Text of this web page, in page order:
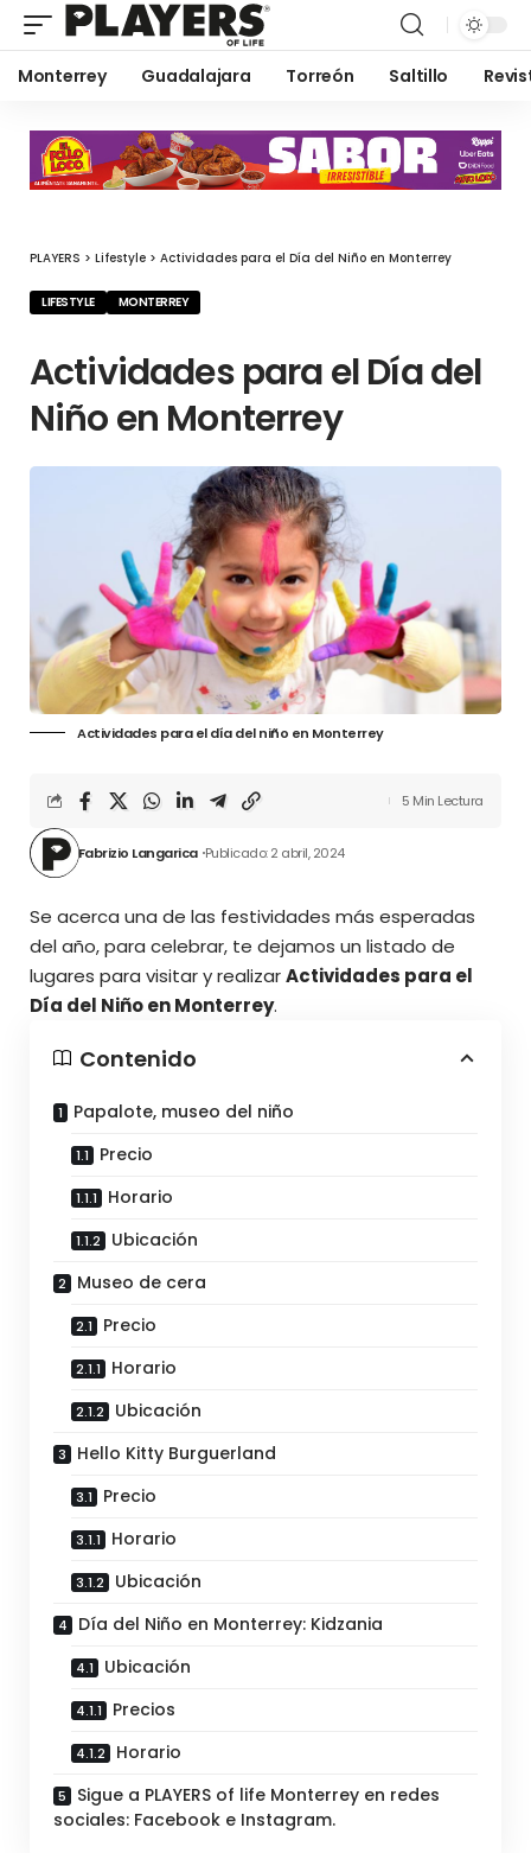
Monterrey Guadalajara Torreón Saltillo
PLAYERS > Lifestyle > Actividades para el Día del Niño en Monterrey
LIFESTYLE MONTERREY
Actividades para el Día del
Niño en Monterrey
Actividades para el día del niño en Monterrey
Fabrizio Langarica Publicado: 2 abril, 2024
5 Min Lectura
Se acerca una de las festividades más esperadas
del año, para celebrar, te dejamos un listado de
lugares para visitar y realizarActividades para el
Día del Niño en Monterrey.
Contenido
Papalote, museo del niño
Precio
Horario
Ubicación
Museo de cera
Precio
Horario
Ubicación
Hello Kitty Burguerland
Precio
Horario
Ubicación
Día del Niño en Monterrey: Kidzania
Ubicación
Precios
Horario
Sigue a PLAYERS of life Monterrey en redes
sociales: Facebook e Instagram.